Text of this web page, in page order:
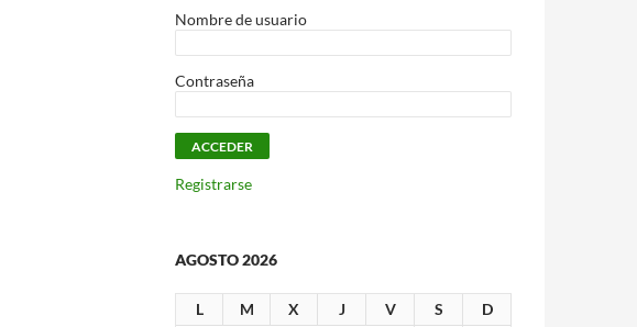
Nombre de usuario
Contraseña
Registrarse
AGOSTO 2026
L M X J V S
D